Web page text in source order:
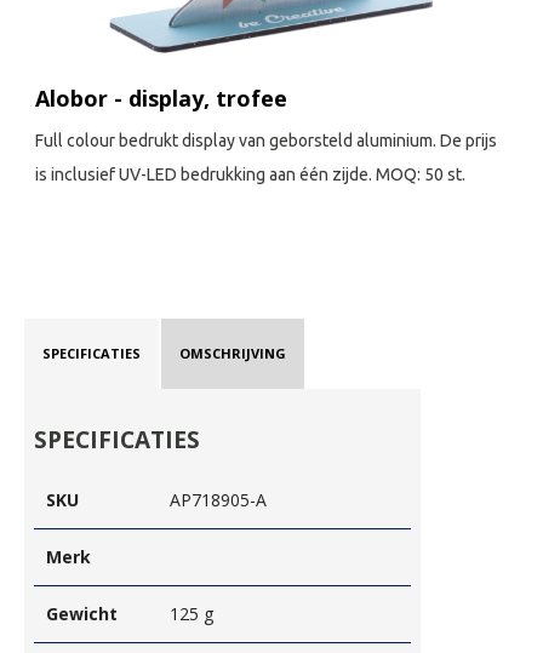
Alobor - display, trofee
Full colour bedrukt display van geborsteld aluminium. De prijs
is inclusief UV-LED bedrukking aan één zijde. MOQ: 50 st.
SPECIFICATIES OMSCHRIJVING
SPECIFICATIES
SKU AP718905-A
Merk
Gewicht 125 g